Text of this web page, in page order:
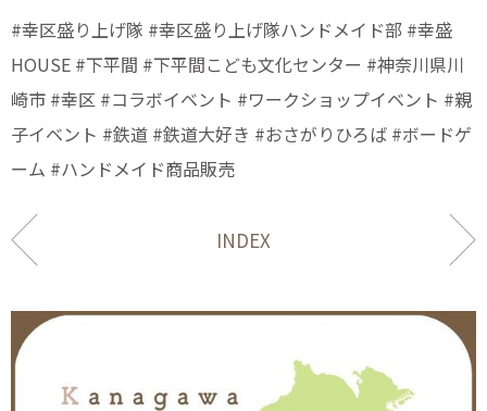
#幸区盛り上げ隊 #幸区盛り上げ隊ハンドメイド部 #幸盛
HOUSE #下平間 #下平間こども文化センター #神奈川県川
崎市 #幸区 #コラボイベント #ワークショップイベント #親
子イベント #鉄道 #鉄道大好き #おさがりひろば #ボードゲ
ーム #ハンドメイド商品販売
INDEX